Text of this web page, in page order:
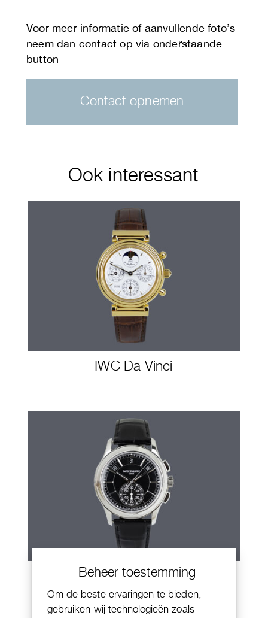
Beheer toestemming
Om de beste ervaringen te bieden,
gebruiken wij technologieën zoals
Contact opnemen
Ook interessant
IWC Da Vinci
Patek Philippe Annual Calendar
Chornograaf